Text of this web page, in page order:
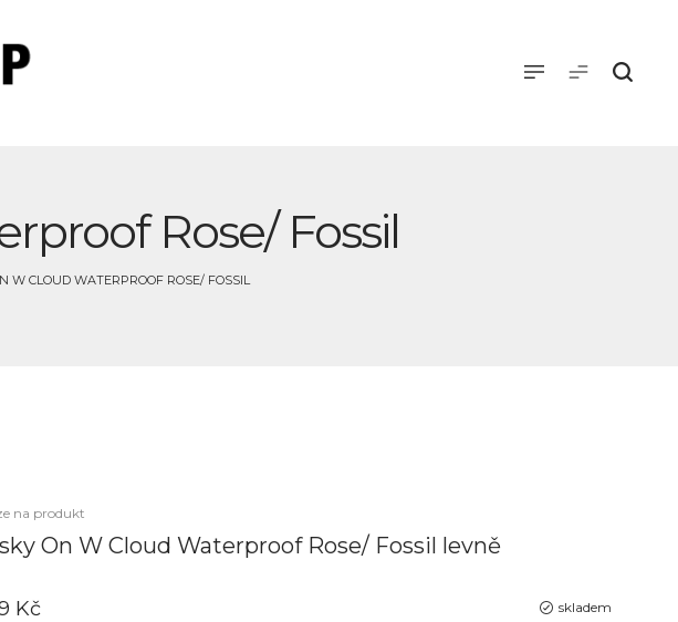
Rose/ Fossil
W CLOUD WATERPROOF ROSE/ FOSSIL
na produkt
On W Cloud Waterproof Rose/ Fossil levně
skladem
Kč